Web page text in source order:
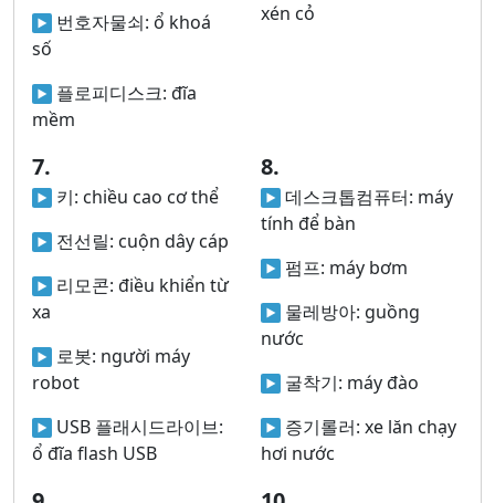
번호자물쇠: ổ khoá
số
플로피디스크: đĩa
mềm
xén cỏ
7.
키: chiều cao cơ thể
전선릴: cuộn dây cáp
리모콘: điều khiển từ
xa
로봇: người máy
robot
USB 플래시드라이브:
ổ đĩa flash USB
8.
데스크톱컴퓨터: máy
tính để bàn
펌프: máy bơm
물레방아: guồng
nước
굴착기: máy đào
증기롤러: xe lăn chạy
hơi nước